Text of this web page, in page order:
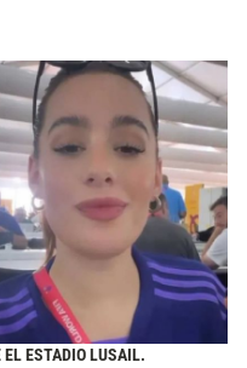
ESTADIO LUSAIL.